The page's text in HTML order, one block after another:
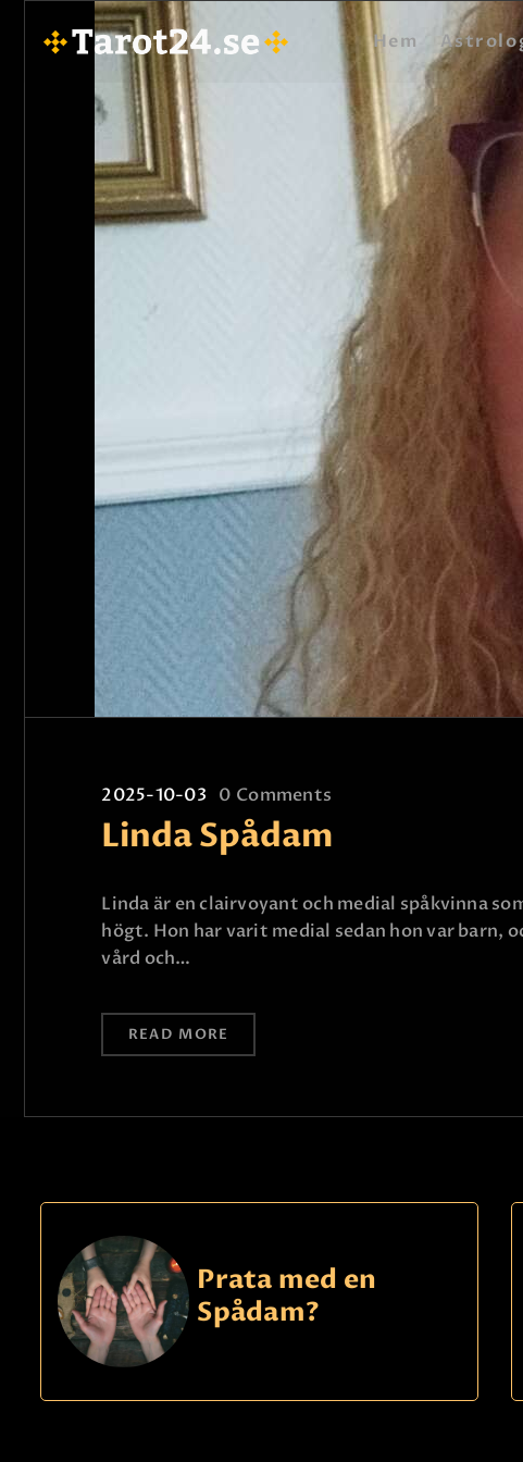
Hem
2025-10-03 0 Comments
Linda Spådam
Linda är en clairvoyant och medial spåkvinna
högt. Hon har varit medial sedan hon var barn,
vård och…
READ MORE
Prata med en
Spådam?